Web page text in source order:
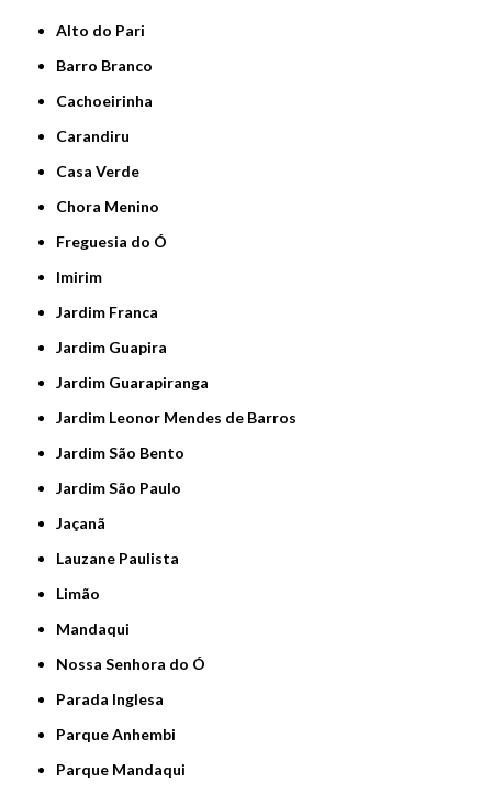
Alto do Pari
Barro Branco
Cachoeirinha
Carandiru
Casa Verde
Chora Menino
Freguesia do Ó
Imirim
Jardim Franca
Jardim Guapira
Jardim Guarapiranga
Jardim Leonor Mendes de Barros
Jardim São Bento
Jardim São Paulo
Jaçanã
Lauzane Paulista
Limão
Mandaqui
Nossa Senhora do Ó
Parada Inglesa
Parque Anhembi
Parque Mandaqui